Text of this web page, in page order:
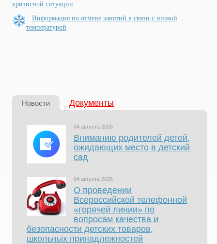
кризисной ситуации
Информация по отмене занятий в связи с низкой
температурой
Новости Документы
04 августа 2026
Вниманию родителей детей,
ожидающих место в детский
сад
04 августа 2025
О проведении
Всероссийской телефонной
«горячей линии» по
вопросам качества и
безопасности детских товаров,
школьных принадлежностей